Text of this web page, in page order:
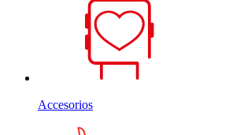
Accesorios